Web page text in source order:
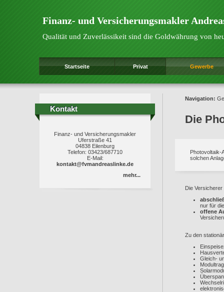
Finanz- und Versicherungsmakler
Qualität und Zuverlässikeit sind die Goldwährung von
Startseite Privat Gewerbe
Kontakt
Kontakt
Finanz- und Versicherungsmakler
Uferstraße 41
04838 Eilenburg
Telefon: 03423/687710
E-Mail:
kontakt@fvmandreaslinke.de
mehr...
Navigation:
Die
Photovoltaik-
solchen
Die
nur für
offene
Zu den
Gleich-